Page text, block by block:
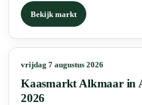
Bekijk markt
vrijdag 7 augustus 2026
Kaasmarkt Alkmaar in
2026